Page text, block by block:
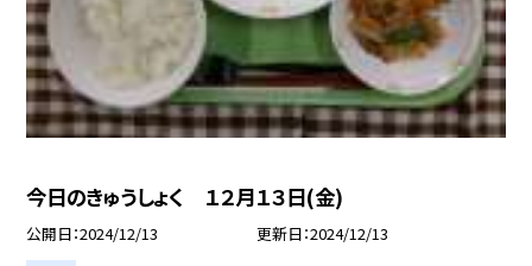
今日のきゅうしょく １２月１３日(金)
公開日 2024/12/13 更新日 2024/12/13